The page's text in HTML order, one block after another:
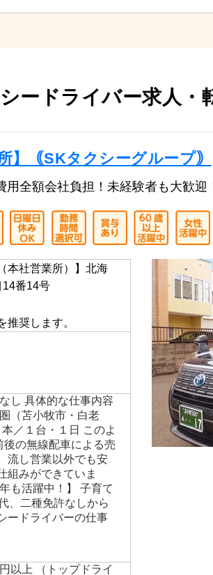
ードライバー求人・
】｟SKタクシーグループ｠
全額会社負担！未経験者も大歓迎
本社営業所）】北海
番14号
奨します。
し 具体的な仕事内容
（苫小牧市・白老
／１台・１日 このよ
の無線配車による売
し営業以外でも安
組みができていま
も活躍中！】 子育て
、二種免許なしから